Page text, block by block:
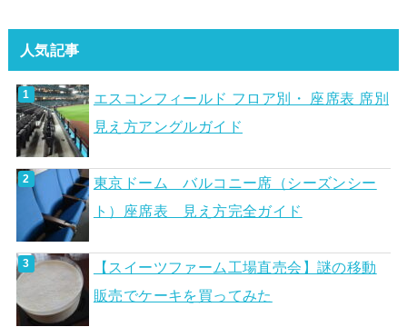
人気記事
エスコンフィールド フロア別・ 座席表 席別
見え方アングルガイド
東京ドーム バルコニー席（シーズンシー
ト）座席表 見え方完全ガイド
【スイーツファーム工場直売会】謎の移動
販売でケーキを買ってみた